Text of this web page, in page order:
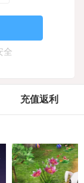
全
充值返利